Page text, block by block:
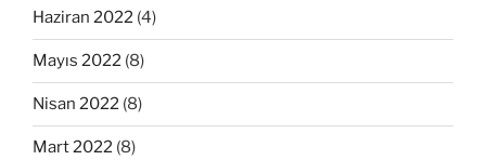
Haziran 2022 (4)
Mayıs 2022 (8)
Nisan 2022 (8)
Mart 2022 (8)